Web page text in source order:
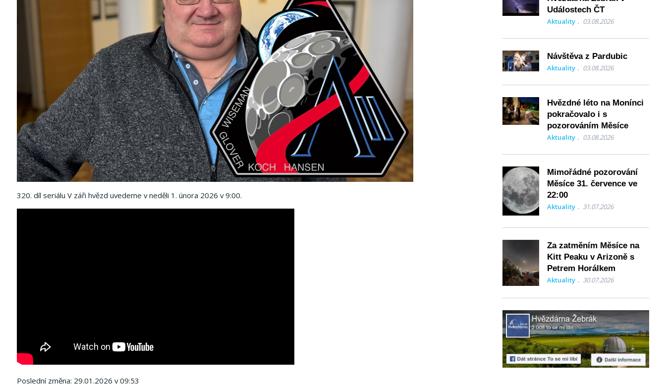
320. díl seriálu V záři hvězd uvedeme v neděli 1. února 2026 v 9:00.
Poslední změna: 29.01.2026 v 09:53
Událostech ČT
Aktuality 03.08.2026
Návštěva z Pardubic
Aktuality 03.08.2026
Hvězdné léto na Monínci
pokračovalo i s
pozorováním Měsíce
Aktuality 03.08.2026
Mimořádné pozorování
Měsíce 31. července ve
22:00
Aktuality 31.07.2026
Za zatměním Měsíce na
Kitt Peaku v Arizoně s
Petrem Horálkem
Aktuality 30.07.2026